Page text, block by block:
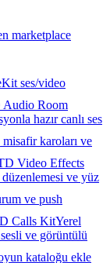
marketplace
ses/video
Room
hazır canlı ses
misafir karoları ve
Video Effects
ve yüz
ve push
Calls KitYerel
ve görüntülü
kataloğu ekle